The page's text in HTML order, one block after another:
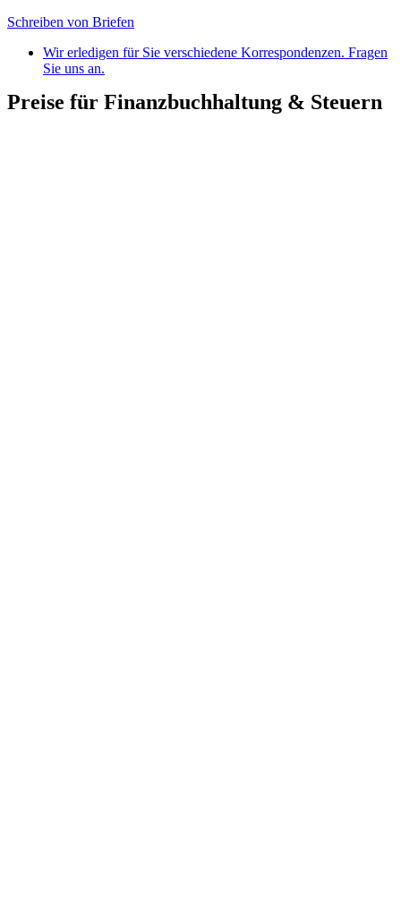
Schreiben von Briefen
Wir erledigen für Sie verschiedene Korrespondenzen. Fragen
Sie uns an.
Preise für Finanzbuchhaltung & Steuern